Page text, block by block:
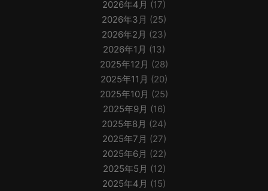
2026年4月 (17)
2026年3月 (25)
2026年2月 (23)
2026年1月 (13)
2025年12月 (28)
2025年11月 (20)
2025年10月 (25)
2025年9月 (16)
2025年8月 (24)
2025年7月 (27)
2025年6月 (22)
2025年5月 (12)
2025年4月 (15)